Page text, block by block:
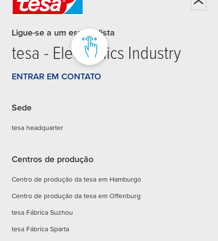
Ligue-se a um especialista
tesa - Electronics Industry
ENTRAR EM CONTATO
Sede
tesa headquarter
Centros de produção
Centro de produção da tesa em Hamburgo
Centro de produção da tesa em Offenburg
tesa Fábrica Suzhou
tesa Fábrica Sparta